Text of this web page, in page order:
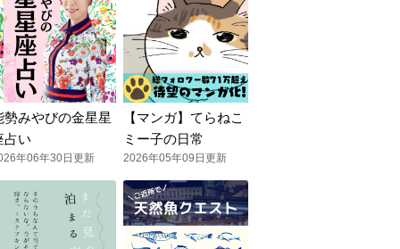
勢みやびの金星星
占い
年06年30日更新
【マンガ】てらねこ
ミー子の日常
2026年05年09日更新